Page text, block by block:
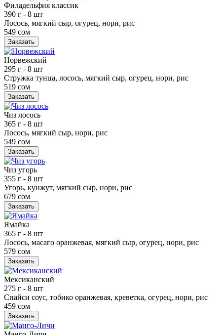
Филадельфия классик
390 г - 8 шт
Лосось, мягкий сыр, огурец, нори, рис
549 сом
Заказать
Норвежский
295 г - 8 шт
Стружка тунца, лосось, мягкий сыр, огурец, нори, рис
519 сом
Заказать
Чиз лосось
365 г - 8 шт
Лосось, мягкий сыр, нори, рис
549 сом
Заказать
Чиз угорь
355 г - 8 шт
Угорь, кунжут, мягкий сыр, нори, рис
679 сом
Заказать
Ямайка
365 г - 8 шт
Лосось, масаго оранжевая, мягкий сыр, огурец, нори, рис
579 сом
Заказать
Мексиканский
275 г - 8 шт
Спайси соус, тобико оранжевая, креветка, огурец, нори, рис
459 сом
Заказать